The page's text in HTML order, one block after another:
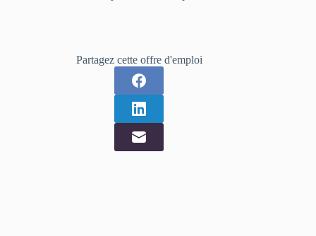
Partagez cette offre d'emploi